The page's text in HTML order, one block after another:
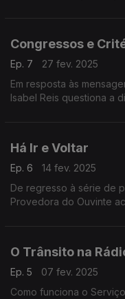
Congressos e
Ep. 7
27 fev. 2025
Em resposta às
Isabel Reis questiona a
Há Ir e Voltar
Ep. 6
14 fev. 2025
De regresso à série de
Provedora do Ouvinte
O Trânsito na
Ep. 5
07 fev. 2025
Como funciona o